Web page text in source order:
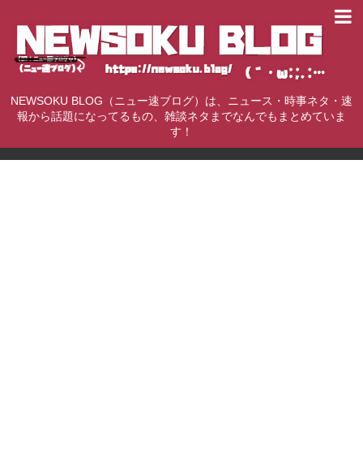
NEWSOKU BLOG（ニュー速ブログ）は、ニュース・時事ネタ・速
報から話題になってるもの、雑談ネタまでなんでもまとめていま
す！